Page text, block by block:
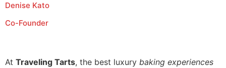
Denise Kato
Co-Founder
At Traveling Tarts, the best luxury baking experiences